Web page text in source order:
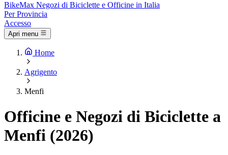
BikeMax Negozi di Biciclette e Officine in Italia
Per Provincia
Accesso
Apri menu
Home
Agrigento
Menfi
Officine e Negozi di Biciclette a
Menfi (2026)